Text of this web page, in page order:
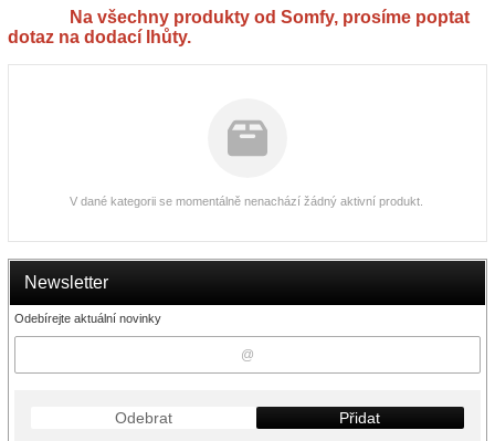
Newsletter
Odebírejte aktuální novinky
Odebrat Přidat
Na všechny produkty od Somfy, prosíme poptat
dotaz na dodací lhůty.
V dané kategorii se momentálně nenachází žádný aktivní produkt.